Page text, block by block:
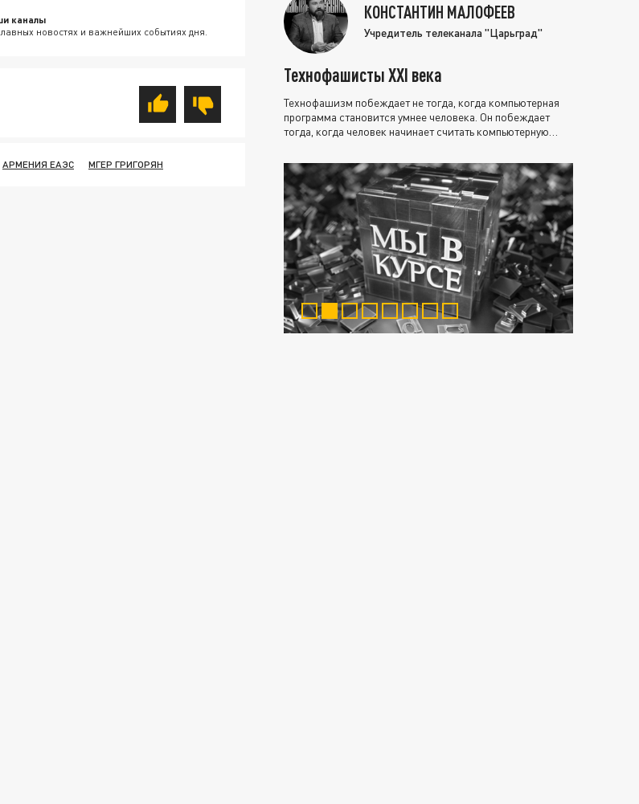
каналы
новостях и важнейших событиях дня.
АРМЕНИЯ ЕАЭС МГЕР ГРИГОРЯН
КОНСТАНТИН МАЛОФЕЕВ
Учредитель телеканала "Царьград"
Технофашисты XXI века
Технофашизм побеждает не тогда, когда компьютерная
программа становится умнее человека. Он побеждает
тогда, когда человек начинает считать компьютерную